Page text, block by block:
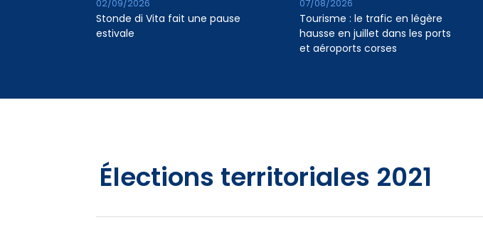
Stonde di Vita fait une pause
estivale
02/09/2026
Tourisme : le trafic en légère
hausse en juillet dans les ports
et aéroports corses
07/08/2026
Élections territoriales 2021